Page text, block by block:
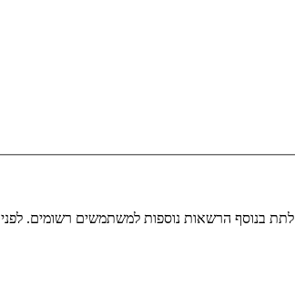
בנוסף הרשאות נוספות למשתמשים רשומים.